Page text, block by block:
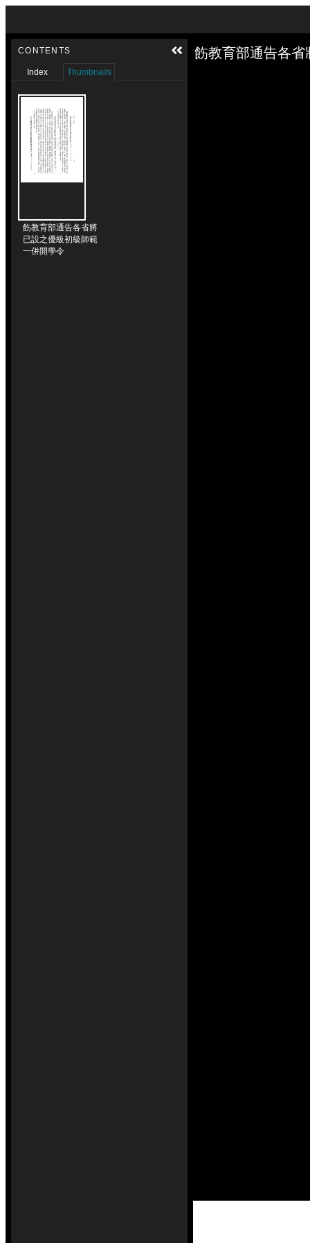
Media Viewer
飭教育部通告各
CONTENTS
Index Thumbnails
飭教育部通告各省將
已設之優級初級師範
一併開學令